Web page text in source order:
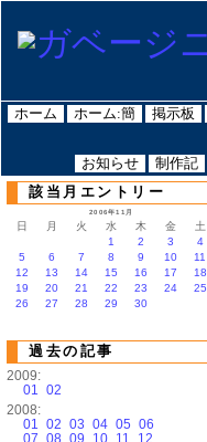
ホーム ホーム:簡 掲示板
お知らせ 制作記
該当月エントリー
2006年11月
日 月 火 水 木 金
土
1
2 3
4
5
6 7 8 9 10
11
12
13 14 15 16 17
18
19
20 21 22 23 24
25
26
27 28 29 30
過去の記事
2009:
01 02
2008:
01 02 03 04 05 06
07 08 09 10 11
12